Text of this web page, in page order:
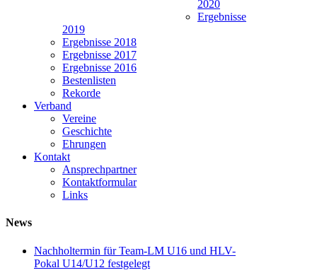
2020
Ergebnisse
2019
Ergebnisse 2018
Ergebnisse 2017
Ergebnisse 2016
Bestenlisten
Rekorde
Verband
Vereine
Geschichte
Ehrungen
Kontakt
Ansprechpartner
Kontaktformular
Links
News
Nachholtermin für Team-LM U16 und HLV-
Pokal U14/U12 festgelegt